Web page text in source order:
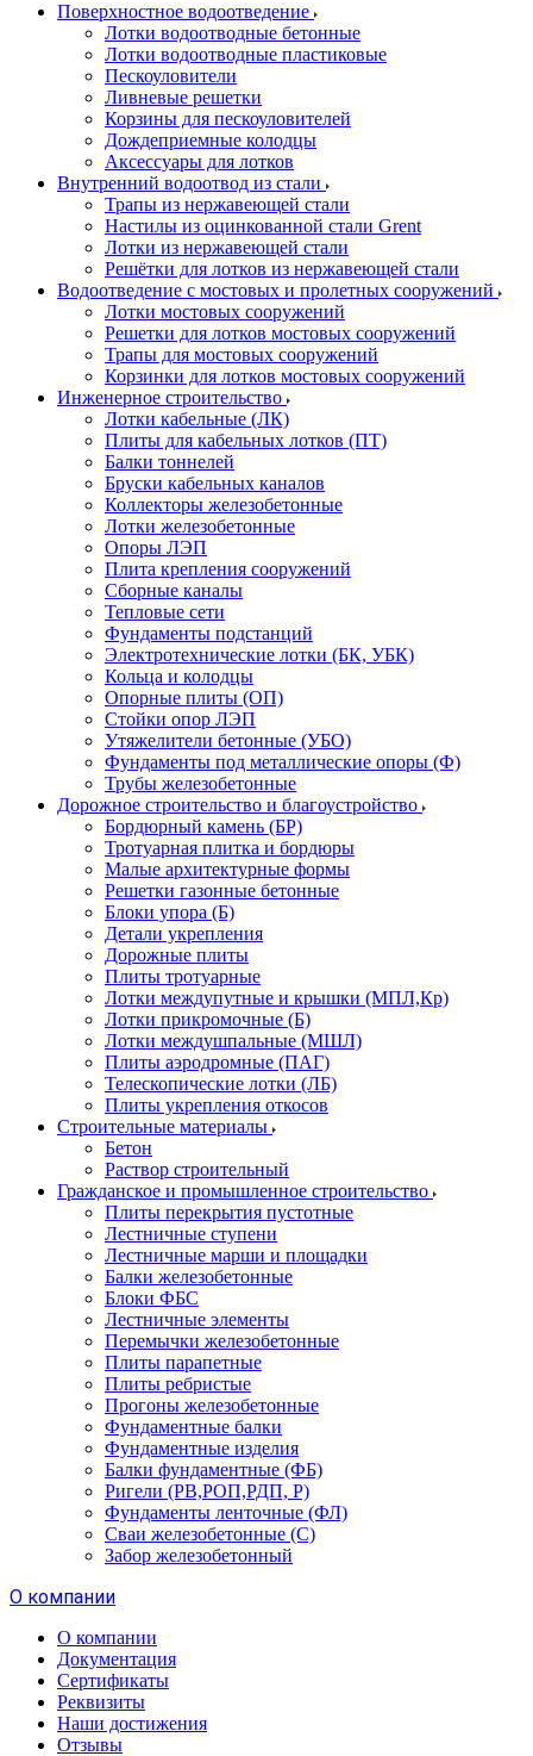
Поверхностное водоотведение
Лотки водоотводные бетонные
Лотки водоотводные пластиковые
Пескоуловители
Ливневые решетки
Корзины для пескоуловителей
Дождеприемные колодцы
Аксессуары для лотков
Внутренний водоотвод из стали
Трапы из нержавеющей стали
Настилы из оцинкованной стали Grent
Лотки из нержавеющей стали
Решётки для лотков из нержавеющей стали
Водоотведение с мостовых и пролетных сооружений
Лотки мостовых сооружений
Решетки для лотков мостовых сооружений
Трапы для мостовых сооружений
Корзинки для лотков мостовых сооружений
Инженерное строительство
Лотки кабельные (ЛК)
Плиты для кабельных лотков (ПТ)
Балки тоннелей
Бруски кабельных каналов
Коллекторы железобетонные
Лотки железобетонные
Опоры ЛЭП
Плита крепления сооружений
Сборные каналы
Тепловые сети
Фундаменты подстанций
Электротехнические лотки (БК, УБК)
Кольца и колодцы
Опорные плиты (ОП)
Стойки опор ЛЭП
Утяжелители бетонные (УБО)
Фундаменты под металлические опоры (Ф)
Трубы железобетонные
Дорожное строительство и благоустройство
Бордюрный камень (БР)
Тротуарная плитка и бордюры
Малые архитектурные формы
Решетки газонные бетонные
Блоки упора (Б)
Детали укрепления
Дорожные плиты
Плиты тротуарные
Лотки междупутные и крышки (МПЛ,Кр)
Лотки прикромочные (Б)
Лотки междушпальные (МШЛ)
Плиты аэродромные (ПАГ)
Телескопические лотки (ЛБ)
Плиты укрепления откосов
Строительные материалы
Бетон
Раствор строительный
Гражданское и промышленное строительство
Плиты перекрытия пустотные
Лестничные ступени
Лестничные марши и площадки
Балки железобетонные
Блоки ФБС
Лестничные элементы
Перемычки железобетонные
Плиты парапетные
Плиты ребристые
Прогоны железобетонные
Фундаментные балки
Фундаментные изделия
Балки фундаментные (ФБ)
Ригели (РВ,РОП,РДП, Р)
Фундаменты ленточные (ФЛ)
Сваи железобетонные (С)
Забор железобетонный
О компании
О компании
Документация
Сертификаты
Реквизиты
Наши достижения
Отзывы